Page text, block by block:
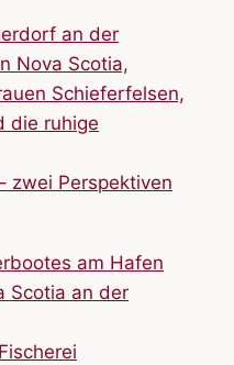
zwei Perspektiven